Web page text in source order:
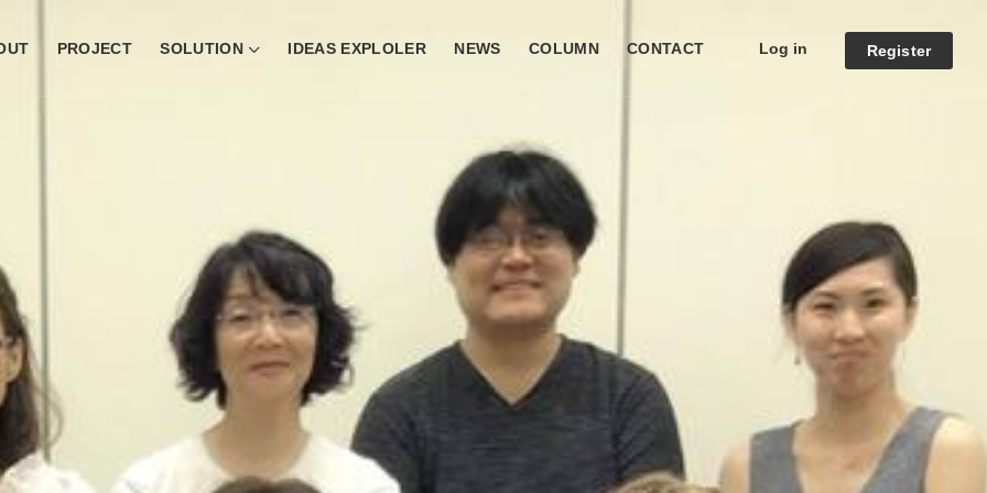
PROJECT SOLUTION IDEAS EXPLOLER NEWS COLUMN CONTACT Log in Register